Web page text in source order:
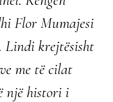
Flor Mumajesi
Lindi krejtësisht
me të cilat
një histori i